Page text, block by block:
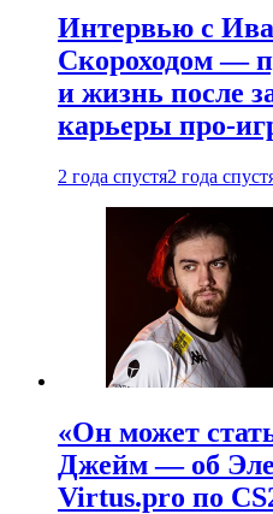
Интервью с
Скороходом —
и жизнь после
карьеры про-
2 года спустя2 года
«Он может
Джейм — об
Virtus.pro по